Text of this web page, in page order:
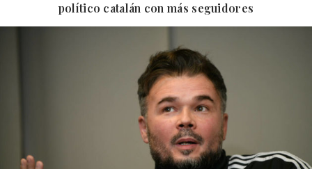
político catalán con más seguidores